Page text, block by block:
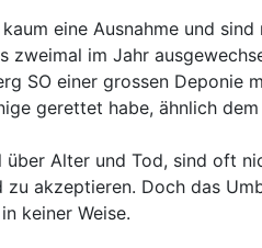
eine Ausnahme und
zweimal im Jahr
SO einer grossen Deponie
gerettet habe, ähnlich
über Alter und Tod, sind oft
zu akzeptieren. Doch das
keiner Weise.